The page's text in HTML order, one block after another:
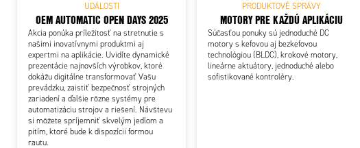
UDÁLOSTI
OEM AUTOMATIC OPEN DAYS 2025
Akcia ponúka príležitosť na stretnutie s
našimi inovatívnymi produktmi aj
expertmi na aplikácie. Uvidíte dynamické
prezentácie najnovších výrobkov, ktoré
dokážu digitálne transformovať Vašu
prevádzku, zaistiť bezpečnosť strojných
zariadení a ďalšie rôzne systémy pre
automatizáciu strojov a riešení. Návštevu
si môžete spríjemniť skvelým jedlom a
pitím, ktoré bude k dispozícii formou
rautu.
PRODUKTOVÉ SPRÁVY
MOTORY PRE KAŽDÚ APLIKÁCIU
Súčasťou ponuky sú jednoduché DC
motory s kefovou aj bezkefovou
technológiou (BLDC), krokové motory,
lineárne aktuátory, jednoduché alebo
sofistikované kontroléry.